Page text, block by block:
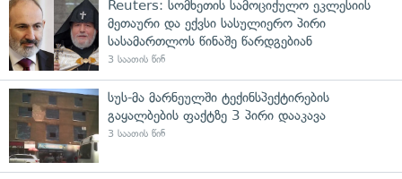
Reuters: სომხეთის სამოციქულო ეკლესიის
მეთაური და ექვსი სასულიერო პირი
სასამართლოს წინაშე წარდგებიან
3 საათის წინ
სუს-მა მარნეულში ტექინსპექტირების
გაყალბების ფაქტზე 3 პირი დააკავა
3 საათის წინ